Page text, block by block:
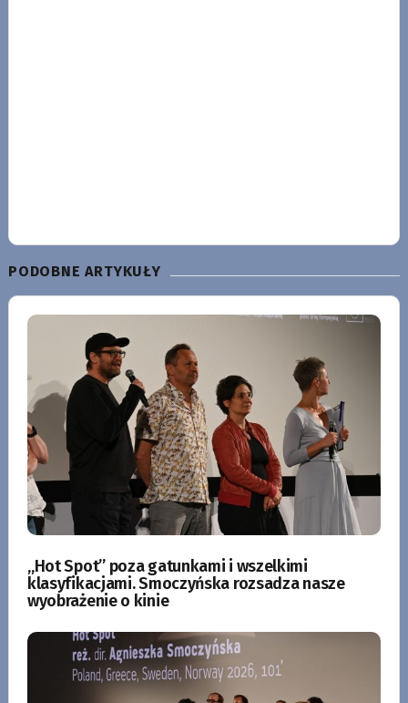
PODOBNE ARTYKUŁY
„Hot Spot” poza gatunkami i wszelkimi
klasyfikacjami. Smoczyńska rozsadza nasze
wyobrażenie o kinie